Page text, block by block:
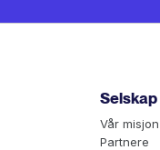
Selskap
Vår misjon
Partnere